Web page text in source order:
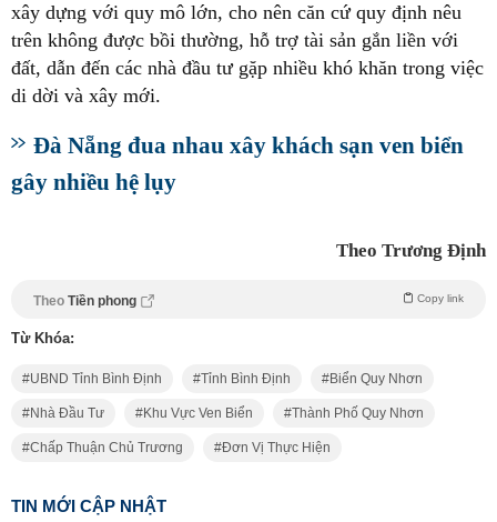
xây dựng với quy mô lớn, cho nên căn cứ quy định nêu
trên không được bồi thường, hỗ trợ tài sản gắn liền với
đất, dẫn đến các nhà đầu tư gặp nhiều khó khăn trong việc
di dời và xây mới.
Đà Nẵng đua nhau xây khách sạn ven biển
gây nhiều hệ lụy
Theo Trương Định
Theo Tiền phong Copy link
Từ Khóa:
UBND Tỉnh Bình Định Tỉnh Bình Định Biển Quy Nhơn
Nhà Đầu Tư Khu Vực Ven Biển Thành Phố Quy Nhơn
Chấp Thuận Chủ Trương Đơn Vị Thực Hiện
TIN MỚI CẬP NHẬT